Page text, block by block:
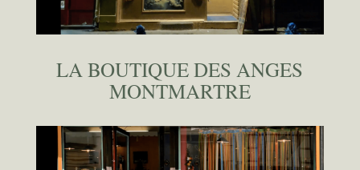
LA BOUTIQUE DES ANGES
MONTMARTRE